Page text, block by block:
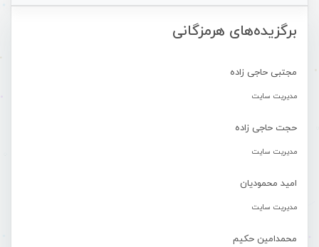
برگزیده‌های هرمزگانی
مجتبی حاجی زاده
مدیریت سایت
حجت حاجی زاده
مدیریت سایت
امید محمودیان
مدیریت سایت
محمدامین حکیم